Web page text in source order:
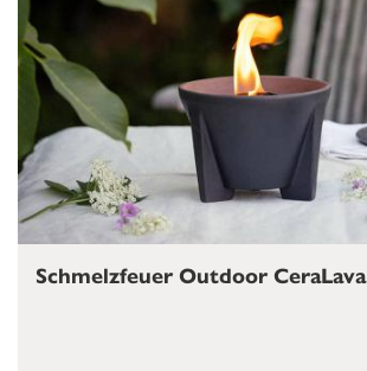
Schmelzfeuer Outdoor CeraLava